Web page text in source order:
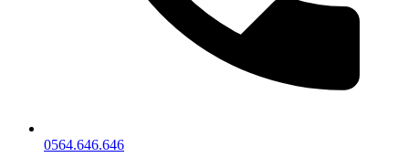
0564.646.646